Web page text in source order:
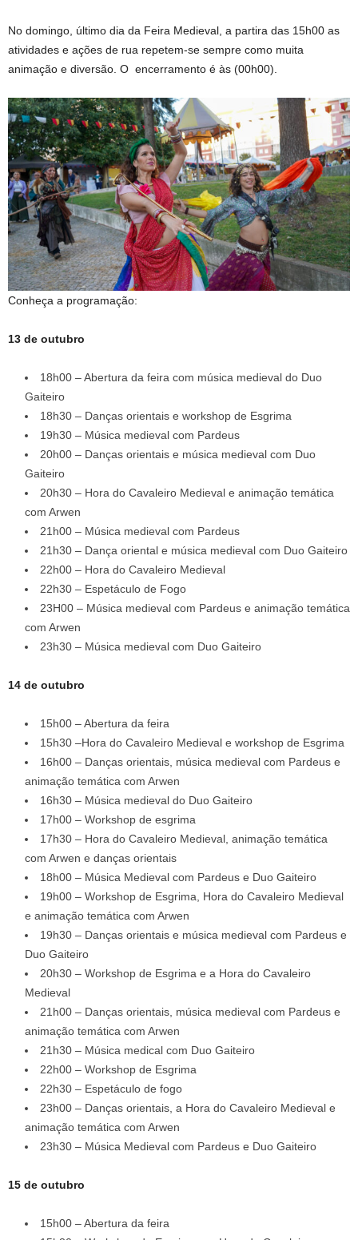
No domingo, último dia da Feira Medieval, a partira das 15h00 as
atividades e ações de rua repetem-se sempre como muita
animação e diversão. O encerramento é às (00h00).
Conheça a programação:
13 de outubro
18h00 – Abertura da feira com música medieval do Duo
Gaiteiro
18h30 – Danças orientais e workshop de Esgrima
19h30 – Música medieval com Pardeus
20h00 – Danças orientais e música medieval com Duo
Gaiteiro
20h30 – Hora do Cavaleiro Medieval e animação temática
com Arwen
21h00 – Música medieval com Pardeus
21h30 – Dança oriental e música medieval com Duo Gaiteiro
22h00 – Hora do Cavaleiro Medieval
22h30 – Espetáculo de Fogo
23H00 – Música medieval com Pardeus e animação temática
com Arwen
23h30 – Música medieval com Duo Gaiteiro
14 de outubro
15h00 – Abertura da feira
15h30 –Hora do Cavaleiro Medieval e workshop de Esgrima
16h00 – Danças orientais, música medieval com Pardeus e
animação temática com Arwen
16h30 – Música medieval do Duo Gaiteiro
17h00 – Workshop de esgrima
17h30 – Hora do Cavaleiro Medieval, animação temática
com Arwen e danças orientais
18h00 – Música Medieval com Pardeus e Duo Gaiteiro
19h00 – Workshop de Esgrima, Hora do Cavaleiro Medieval
e animação temática com Arwen
19h30 – Danças orientais e música medieval com Pardeus e
Duo Gaiteiro
20h30 – Workshop de Esgrima e a Hora do Cavaleiro
Medieval
21h00 – Danças orientais, música medieval com Pardeus e
animação temática com Arwen
21h30 – Música medical com Duo Gaiteiro
22h00 – Workshop de Esgrima
22h30 – Espetáculo de fogo
23h00 – Danças orientais, a Hora do Cavaleiro Medieval e
animação temática com Arwen
23h30 – Música Medieval com Pardeus e Duo Gaiteiro
15 de outubro
15h00 – Abertura da feira